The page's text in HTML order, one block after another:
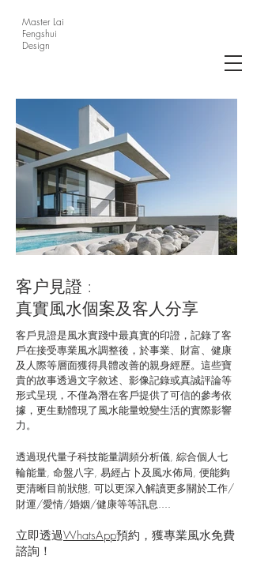
Master Lai
Fengshui
Design
客户見證 :
真實風水個案及客人分享
​客戶見證是風水實踐中最真實的印證，記錄了客
戶在接受專業風水調整後，於事業、財富、健康
及人際等層面獲得具體改善的親身經歷。這些寶
貴的故事透過文字敘述、影像記錄或真誠評論等
形式呈現，不僅為潛在客戶提供了可信的參考依
據，更生動體現了風水能量蛻變生活的實際影響
力。
透過現代量子科技能量調頻分析儀, 綜合個人七
輪能量, 命盤八字, 易經占卜及風水佈局, 便能夠
更清晰目前狀態, 可以更深入解讀更多關於工作/
財運/愛情/婚姻/健康等等訊息....
立即透過WhatsApp預約，獲專業風水免費
諮詢！